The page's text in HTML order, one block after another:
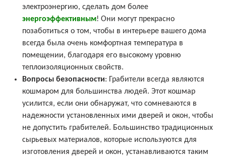
электроэнергию, сделать дом более
энергоэффективным! Они могут прекрасно
позаботиться о том, чтобы в интерьере вашего дома
всегда была очень комфортная температура в
помещении, благодаря его высокому уровню
теплоизоляционных свойств.
Вопросы безопасности: Грабители всегда являются
кошмаром для большинства людей. Этот кошмар
усилится, если они обнаружат, что сомневаются в
надежности установленных ими дверей и окон, чтобы
не допустить грабителей. Большинство традиционных
сырьевых материалов, которые используются для
изготовления дверей и окон, устанавливаются таким